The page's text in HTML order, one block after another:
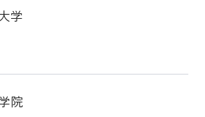
学
院